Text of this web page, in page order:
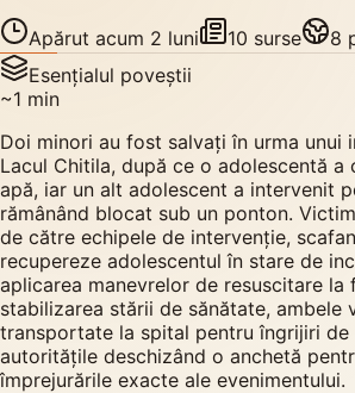
Apărut acum 2 luni 10 surse 8
Esențialul poveștii
~1 min
Doi minori au fost salvați în urma unui
Lacul Chitila, după ce o adolescentă a
apă, iar un alt adolescent a intervenit
rămânând blocat sub un ponton.
de către echipele de intervenție,
recupereze adolescentul în stare de
aplicarea manevrelor de resuscitare la
stabilizarea stării de sănătate, ambele
transportate la spital pentru îngrijiri de
autoritățile deschizând o anchetă
împrejurările exacte ale evenimentului.